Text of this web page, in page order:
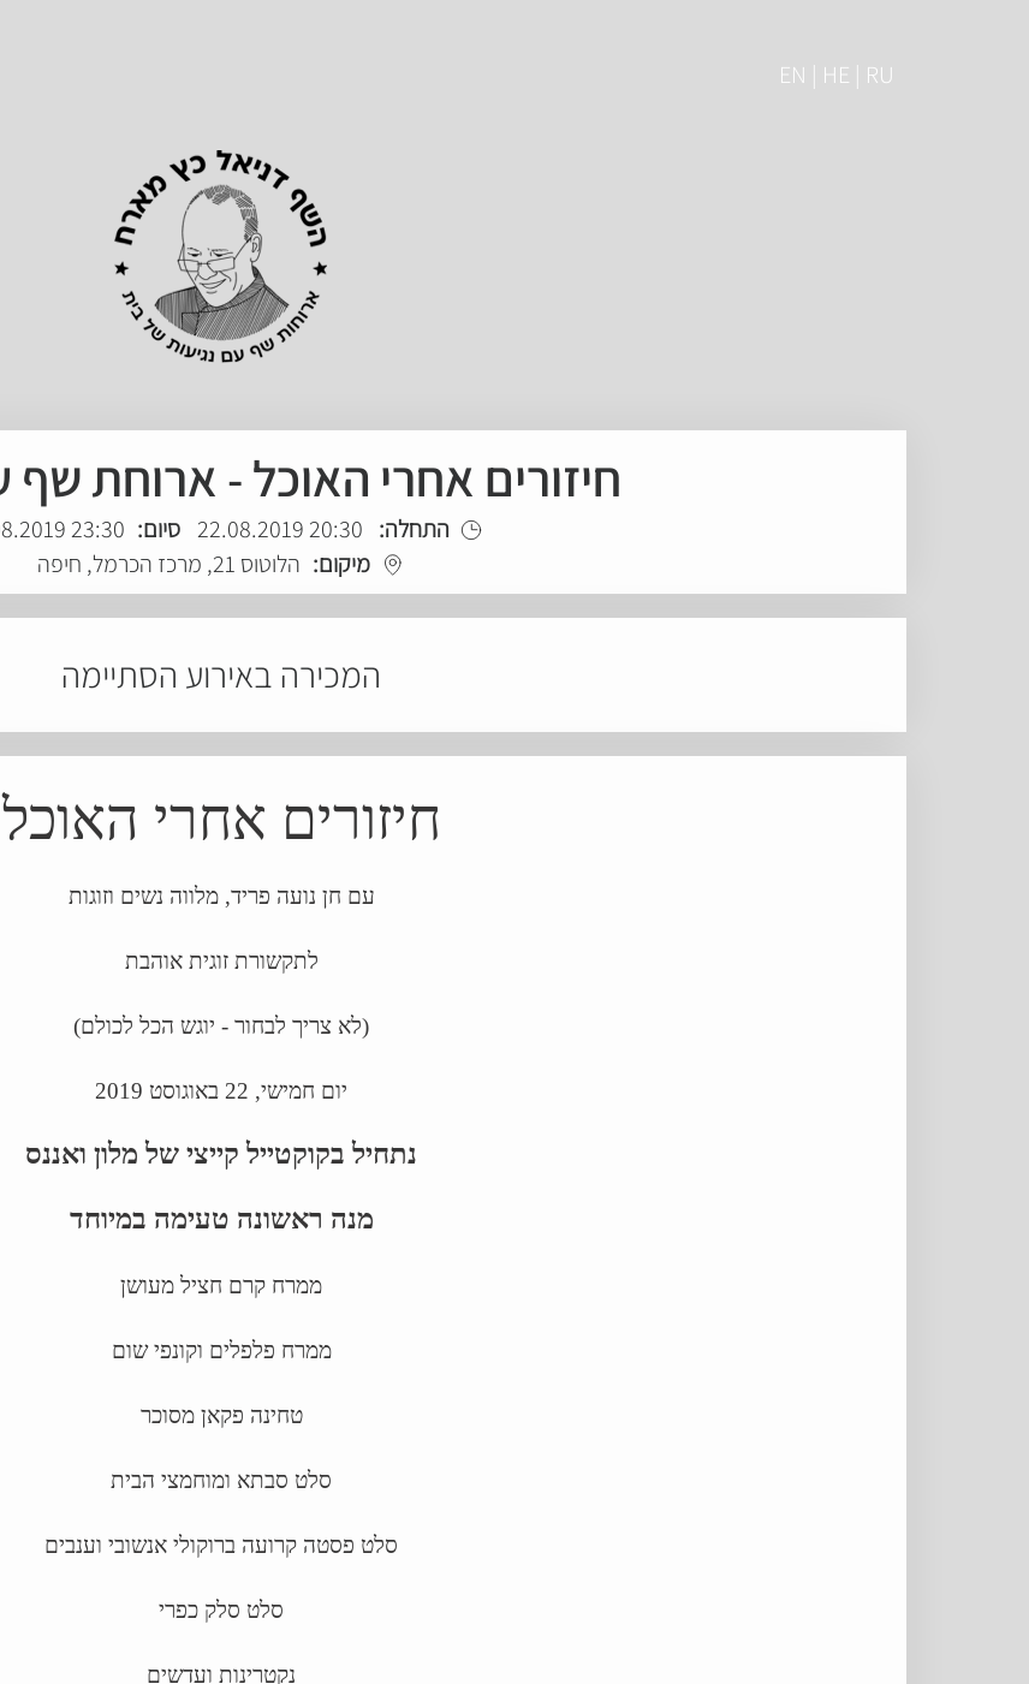
EN | HE | RU
חיזורים אחרי האוכל - ארוחת שף
התחלה: 20:30 22.08.2019 סיום: 23:30 22.08.2019
מיקום: הלוטוס 21, מרכז הכרמל, חיפה
המכירה באירוע הסתיימה
חיזורים אחרי האוכל
עם חן נועה פריד, מלווה נשים וזוגות
לתקשורת זוגית אוהבת
(לא צריך לבחור - יוגש הכל לכולם)
יום חמישי, 22 באוגוסט 2019
נתחיל בקוקטייל קייצי של מלון ואננס
מנה ראשונה טעימה במיוחד
ממרח קרם חציל מעושן
ממרח פלפלים וקונפי שום
טחינה פקאן מסוכר
סלט סבתא ומוחמצי הבית
סלט פסטה קרועה ברוקולי אנשובי וענבים
סלט סלק כפרי
נקטרינות ועדשים